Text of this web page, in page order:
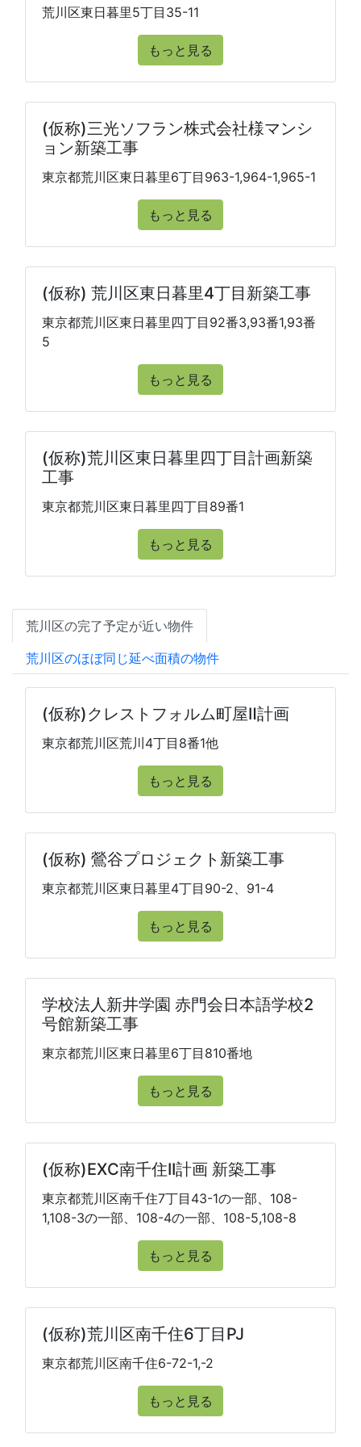
荒川区東日暮里5丁目35-11
もっと見る
(仮称)三光ソフラン株式会社様マンシ
ョン新築工事
東京都荒川区東日暮里6丁目963-1,964-1,965-1
もっと見る
(仮称) 荒川区東日暮里4丁目新築工事
東京都荒川区東日暮里四丁目92番3,93番1,93番
5
もっと見る
(仮称)荒川区東日暮里四丁目計画新築
工事
東京都荒川区東日暮里四丁目89番1
もっと見る
荒川区の完了予定が近い物件
荒川区のほぼ同じ延べ面積の物件
(仮称)クレストフォルム町屋Ⅱ計画
東京都荒川区荒川4丁目8番1他
もっと見る
(仮称) 鶯谷プロジェクト新築工事
東京都荒川区東日暮里4丁目90-2、91-4
もっと見る
学校法人新井学園 赤門会日本語学校2
号館新築工事
東京都荒川区東日暮里6丁目810番地
もっと見る
(仮称)EXC南千住II計画 新築工事
東京都荒川区南千住7丁目43-1の一部、108-
1,108-3の一部、108-4の一部、108-5,108-8
もっと見る
(仮称)荒川区南千住6丁目PJ
東京都荒川区南千住6-72-1,-2
もっと見る